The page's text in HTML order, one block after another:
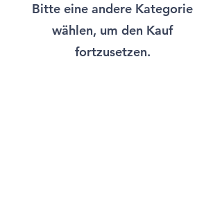
Bitte eine andere Kategorie
wählen, um den Kauf
fortzusetzen.